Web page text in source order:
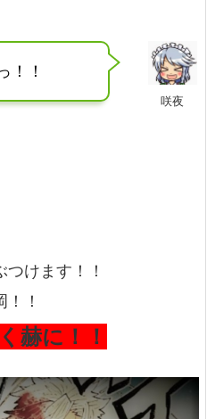
咲夜
！！
けます！！
！
赫に！！